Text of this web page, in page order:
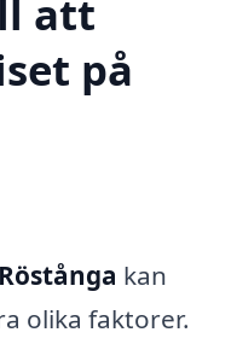
att
på
kan
olika faktorer.